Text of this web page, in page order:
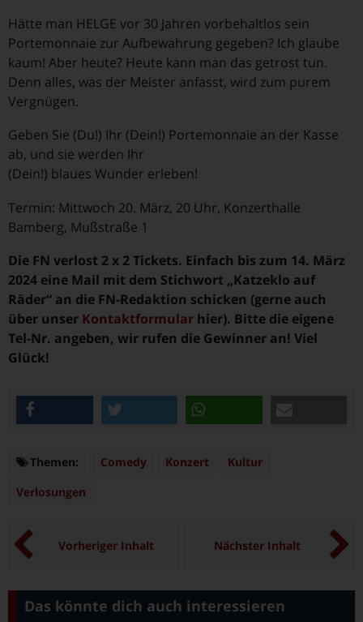
Hätte man HELGE vor 30 Jahren vorbehaltlos sein
Portemonnaie zur Aufbewahrung gegeben? Ich glaube
kaum! Aber heute? Heute kann man das getrost tun.
Denn alles, was der Meister anfasst, wird zum purem
Vergnügen.
Geben Sie (Du!) Ihr (Dein!) Portemonnaie an der Kasse
ab, und sie werden Ihr
(Dein!) blaues Wunder erleben!
Termin: Mittwoch 20. März, 20 Uhr, Konzerthalle
Bamberg, Mußstraße 1
Die FN verlost 2 x 2 Tickets. Einfach bis zum 14. März
2024 eine Mail mit dem Stichwort „Katzeklo auf
Räder“ an die FN-Redaktion schicken (gerne auch
über unser Kontaktformular hier). Bitte die eigene
Tel-Nr. angeben, wir rufen die Gewinner an! Viel
Glück!
Themen: Themen
Comedy Konzert
Kultur
Verlosungen
Vorheriger Inhalt Nächster Inhalt
Das könnte dich auch interessieren